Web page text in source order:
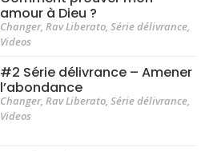
amour à Dieu ?
Changer,Rav Liberato,Série délivrance,
Videos
#2 Série délivrance – Amener
l’abondance
Changer,Rav Liberato,Série délivrance,
Videos